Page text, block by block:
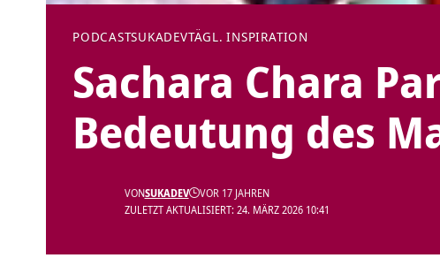
PODCASTSUKADEVTÄGL. INSPIRATION
Sachara Chara
Bedeutung des
ZULETZT AKTUALISIERT: 24. MÄRZ 2026 10:41
VONSUKADEV VOR 17 JAHREN